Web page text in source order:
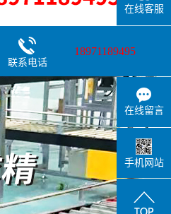
联系我们
在线客服
联系电话
18971189495
在线留言
手机网站